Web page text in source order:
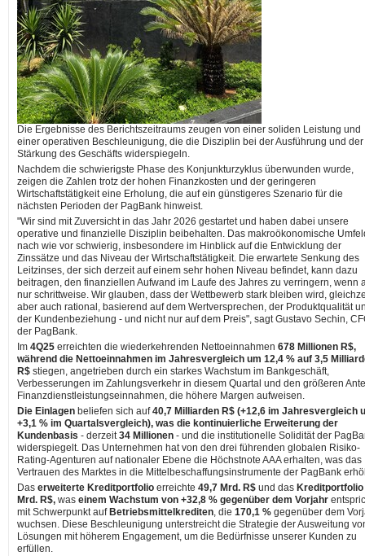
Die Ergebnisse des Berichtszeitraums zeugen von einer soliden Leistung und
einer operativen Beschleunigung, die die Disziplin bei der Ausführung und der
Stärkung des Geschäfts widerspiegeln.
Nachdem die schwierigste Phase des Konjunkturzyklus überwunden wurde,
zeigen die Zahlen trotz der hohen Finanzkosten und der geringeren
Wirtschaftstätigkeit eine Erholung, die auf ein günstigeres Szenario für die
nächsten Perioden der PagBank hinweist.
"Wir sind mit Zuversicht in das Jahr 2026 gestartet und haben dabei unsere
operative und finanzielle Disziplin beibehalten. Das makroökonomische
nach wie vor schwierig, insbesondere im Hinblick auf die Entwicklung der
Zinssätze und das Niveau der Wirtschaftstätigkeit. Die erwartete Senkung des
Leitzinses, der sich derzeit auf einem sehr hohen Niveau befindet, kann dazu
beitragen, den finanziellen Aufwand im Laufe des Jahres zu verringern, wenn
nur schrittweise. Wir glauben, dass der Wettbewerb stark bleiben wird,
aber auch rational, basierend auf dem Wertversprechen, der Produktqualität
der Kundenbeziehung - und nicht nur auf dem Preis", sagt Gustavo Sechin,
der PagBank.
Im 4Q25 erreichten die wiederkehrenden Nettoeinnahmen 678 Millionen R$,
während die Nettoeinnahmen im Jahresvergleich um 12,4 % auf 3,5
R$ stiegen, angetrieben durch ein starkes Wachstum im Bankgeschäft,
Verbesserungen im Zahlungsverkehr in diesem Quartal und den größeren
Finanzdienstleistungseinnahmen, die höhere Margen aufweisen.
Die Einlagen beliefen sich auf40,7 Milliarden R$ (+12,6 im Jahresvergleich
+3,1 % im Quartalsvergleich), was die kontinuierliche Erweiterung der
Kundenbasis - derzeit34 Millionen - und die institutionelle Solidität der
widerspiegelt. Das Unternehmen hat von den drei führenden globalen Risiko-
Rating-Agenturen auf nationaler Ebene die Höchstnote AAA erhalten, was das
Vertrauen des Marktes in die Mittelbeschaffungsinstrumente der PagBank
Das erweiterte Kreditportfolio erreichte 49,7 Mrd. R$ und das Kreditportfolio
Mrd. R$, was einem Wachstum von +32,8 % gegenüber dem Vorjahr
mit Schwerpunkt auf Betriebsmittelkrediten, die 170,1 % gegenüber dem
wuchsen. Diese Beschleunigung unterstreicht die Strategie der Ausweitung
Lösungen mit höherem Engagement, um die Bedürfnisse unserer Kunden zu
erfüllen.